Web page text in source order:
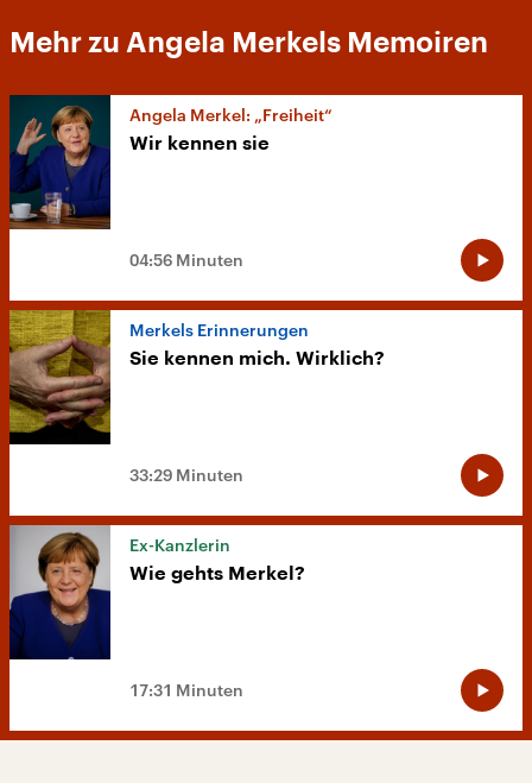
Mehr zu Angela Merkels Memoiren
Angela Merkel: „Freiheit“
Wir kennen sie
04:56 Minuten
Merkels Erinnerungen
Sie kennen mich. Wirklich?
33:29 Minuten
Ex-Kanzlerin
Wie gehts Merkel?
17:31 Minuten